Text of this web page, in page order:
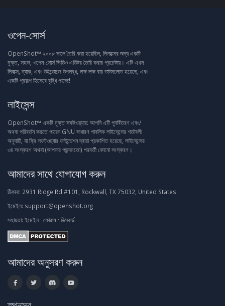
ওপেন-সোর্স
OpenShot™ ২০০৮ সালে তৈরি করা হয়েছিল, লিনাক্সের জন্য একটি
মুক্ত, সহজ, ওপেন-সোর্স ভিডিও এডিটর তৈরি করার প্রচেষ্টায়। এটি এখন
লিনাক্স, ম্যাক, এবং উইন্ডোজে উপলব্ধ, লক্ষ লক্ষ বার ডাউনলোড হয়েছে, এবং
একটি প্রকল্প হিসেবে বৃদ্ধি পাচ্ছে!
লাইসেন্স
OpenShot™ একটি মুক্ত সফটওয়্যার: আপনি এটি পুনর্বিতরণ এবং/
অথবা পরিবর্তন করতে পারেন GNU সাধারণ পাবলিক লাইসেন্সের শর্তাবলী
অনুযায়ী, যা ফ্রি সফটওয়্যার ফাউন্ডেশন দ্বারা প্রকাশিত হয়েছে, লাইসেন্সের
৩য় সংস্করণ অথবা (আপনার পছন্দমতো) পরবর্তী কোনো সংস্করণ।
আমাদের সাথে যোগাযোগ করুন
ঠিকানা: 2931 Ridge Rd #101, Rockwall, TX 75032, United States
ইমেইল: support@openshot.org
সহায়তা: ইমেইল · ফোরাম · ডিসকর্ড
আমাদের অনুসরণ করুন